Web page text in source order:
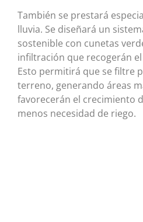
También se prestará
lluvia. Se diseñará un
sostenible con cunetas
infiltración que recogerán
Esto permitirá que se filtre
terreno, generando áreas
favorecerán el crecimiento
menos necesidad de riego.